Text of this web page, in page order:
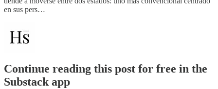
en sus pers…
Continue reading this post for free in the
Substack app